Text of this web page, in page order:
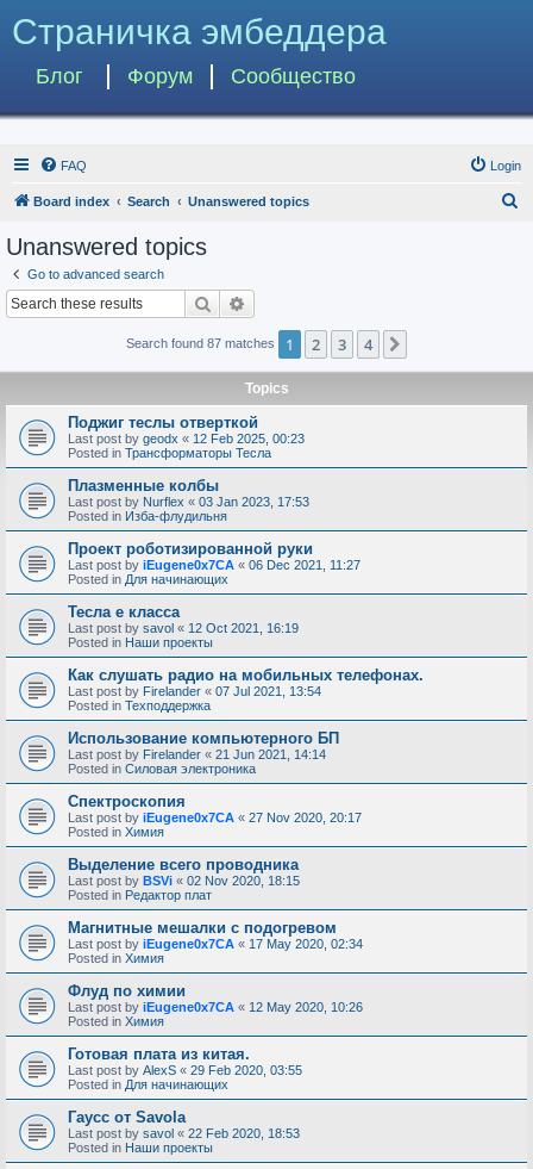
Страничка эмбеддера
Блог Форум Сообщество
FAQ Login
Board index Search Unanswered topics
Unanswered topics
Go to advanced search
Search
Search found 87 matches 1 2 3 4
Topics
Поджиг теслы отверткой
Last post by geodx « 12 Feb 2025, 00:23
Posted in Трансформаторы Тесла
Плазменные колбы
Last post by Nurflex « 03 Jan 2023, 17:53
Posted in Изба-флудильня
Проект роботизированной руки
Last post by iEugene0x7CA « 06 Dec 2021, 11:27
Posted in Для начинающих
Тесла е класса
Last post by savol « 12 Oct 2021, 16:19
Posted in Наши проекты
Как слушать радио на мобильных телефонах.
Last post by Firelander « 07 Jul 2021, 13:54
Posted in Техподдержка
Использование компьютерного БП
Last post by Firelander « 21 Jun 2021, 14:14
Posted in Силовая электроника
Спектроскопия
Last post by iEugene0x7CA « 27 Nov 2020, 20:17
Posted in Химия
Выделение всего проводника
Last post by BSVi « 02 Nov 2020, 18:15
Posted in Редактор плат
Магнитные мешалки с подогревом
Last post by iEugene0x7CA « 17 May 2020, 02:34
Posted in Химия
Флуд по химии
Last post by iEugene0x7CA « 12 May 2020, 10:26
Posted in Химия
Готовая плата из китая.
Last post by AlexS « 29 Feb 2020, 03:55
Posted in Для начинающих
Гаусс от Savola
Last post by savol « 22 Feb 2020, 18:53
Posted in Наши проекты